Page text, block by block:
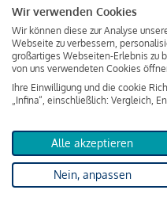
Zu zahlender Gesamtbetrag
Kreditvermittler
von 237.000 Euro
Darüber hinaus fallen aber
Wir verwenden Cookies
Wir können diese zur Analyse
Webseite zu verbessern,
großartiges Webseiten-Erlebnis zu
von uns verwendeten Cookies
Ihre Einwilligung und die cookie
„Infina“, einschließlich: Vergleich,
Alle akzeptieren
Nein, anpassen